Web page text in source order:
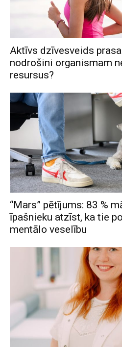
Aktīvs dzīvesveids
nodrošini organismam
resursus?
“Mars” pētījums: 83 %
īpašnieku atzīst, ka tie
mentālo veselību